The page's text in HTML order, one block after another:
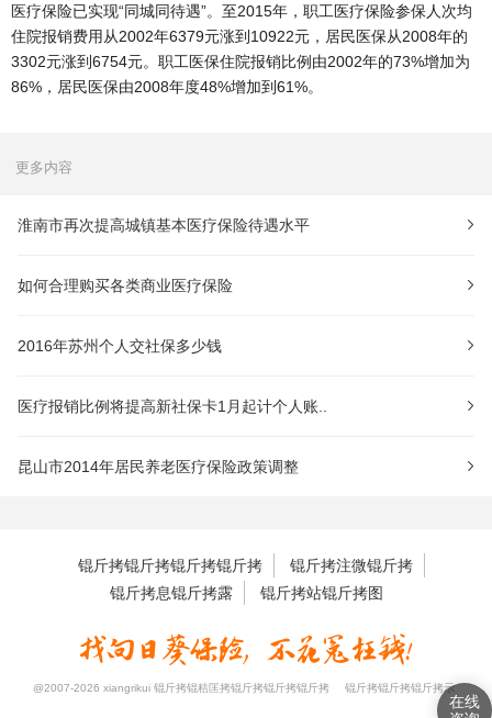
医疗保险已实现“同城同待遇”。至2015年，职工医疗保险参保人次均
住院报销费用从2002年6379元涨到10922元，居民医保从2008年的
3302元涨到6754元。职工医保住院报销比例由2002年的73%增加为
86%，居民医保由2008年度48%增加到61%。
更多内容
淮南市再次提高城镇基本医疗保险待遇水平
如何合理购买各类商业医疗保险
2016年苏州个人交社保多少钱
医疗报销比例将提高新社保卡1月起计个人账..
昆山市2014年居民养老医疗保险政策调整
锟斤拷锟斤拷锟斤拷锟斤拷
锟斤拷注微锟斤拷
锟斤拷息锟斤拷露
锟斤拷站锟斤拷图
@2007-2026 xiangrikui 锟斤拷锟秸匡拷锟斤拷锟斤拷锟斤拷 锟斤拷锟斤拷锟斤拷示